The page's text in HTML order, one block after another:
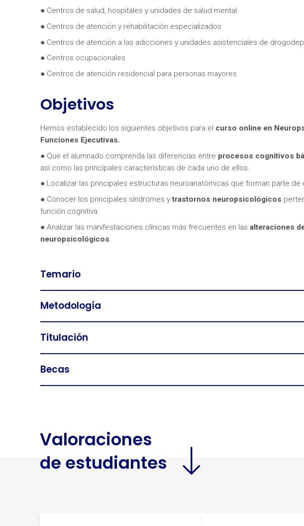
● Centros de salud, hospitales y unidades de salud mental
● Centros de atención y rehabilitación especializados
● Centros de atención a las adicciones y unidades asistenciales de
● Centros ocupacionales
● Centros de atención residencial para personas mayores
Objetivos
Hemos establecido los siguientes objetivos para el curso online en
Funciones Ejecutivas.
● Que el alumnado comprenda las diferencias entre procesos cognitivos
así como las principales características de cada uno de ellos.
● Localizar las principales estructuras neuroanatómicas que forman parte de
● Conocer los principales síndromes ytrastornos neuropsicológicos
función cognitiva.
● Analizar las manifestaciones clínicas más frecuentes en las alteraciones
neuropsicológicos.
Temario
Metodología
Titulación
Becas
Valoraciones
de estudiantes
¿Necesitas más